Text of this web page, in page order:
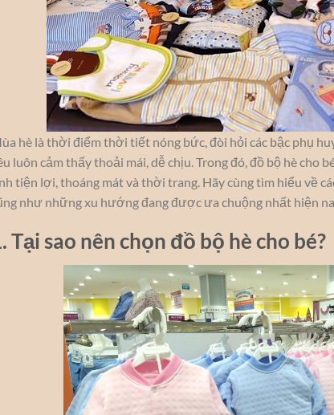
hè là thời điểm thời tiết nóng bức, đòi hỏi các bậc phụ
luôn cảm thấy thoải mái, dễ chịu. Trong đó, đồ bộ hè cho
tiện lợi, thoáng mát và thời trang. Hãy cùng tìm hiểu về
như những xu hướng đang được ưa chuộng nhất hiện
Tại sao nên chọn đồ bộ hè cho bé?